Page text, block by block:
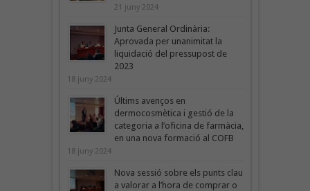
21 juny 2024
Junta General Ordinària:
Aprovada per unanimitat la
liquidació del pressupost de
2023
18 juny 2024
Últims avenços en
dermocosmètica i gestió de la
categoria a l’oficina de farmàcia,
en una nova formació al COFB
18 juny 2024
Nova sessió sobre els punts clau
a valorar a l’hora de comprar o